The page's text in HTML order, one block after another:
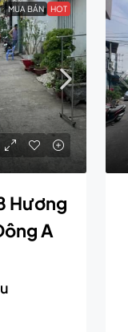
MUA BÁN HOT
Hương
A